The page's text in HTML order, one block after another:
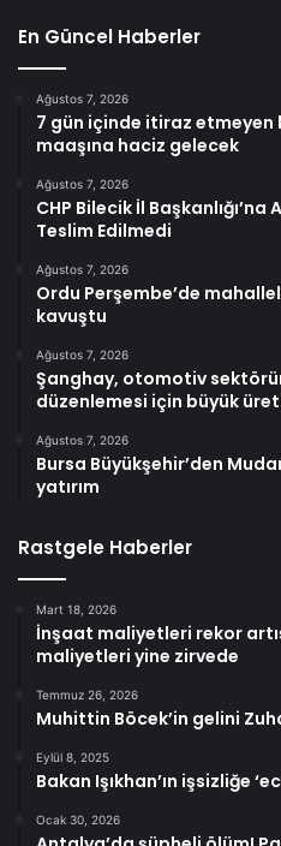
En Güncel Haberler
Ağustos 7, 2026
7 gün içinde itiraz etmeyen
maaşına haciz gelecek
Ağustos 7, 2026
CHP Bilecik İl
Teslim Edilmedi
Ağustos 7, 2026
Ordu Perşembe’de
kavuştu
Ağustos 7, 2026
Şanghay, otomotiv
düzenlemesi için büyük
Ağustos 7, 2026
Bursa Büyükşehir’den
yatırım
Rastgele Haberler
Mart 18, 2026
İnşaat maliyetleri rekor
maliyetleri yine zirvede
Temmuz 26, 2026
Muhittin Böcek’in gelini
Eylül 8, 2025
Bakan Işıkhan’ın işsizliğe
Ocak 30, 2026